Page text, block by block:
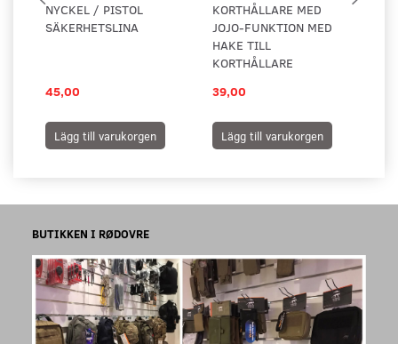
NYCKEL / PISTOL
SÄKERHETSLINA
45,00
Lägg till varukorgen
KORTHÅLLARE MED
JOJO-FUNKTION MED
HAKE TILL
KORTHÅLLARE
39,00
Lägg till varukorgen
BUTIKKEN I RØDOVRE